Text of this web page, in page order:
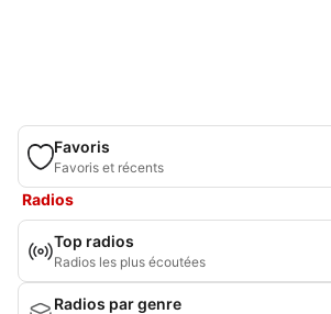
Favoris
Favoris et récents
Radios
Top radios
Radios les plus écoutées
Radios par genre